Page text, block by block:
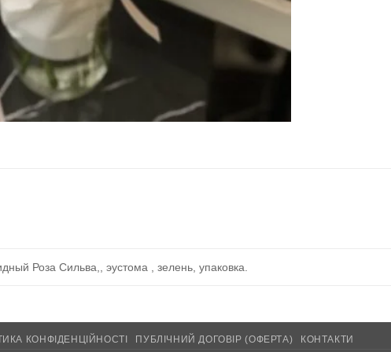
Роза Сильва,, эустома , зелень, упаковка.
КОНФІДЕНЦІЙНОСТІ ПУБЛІЧНИЙ ДОГОВІР (ОФЕРТА) КОНТАКТИ